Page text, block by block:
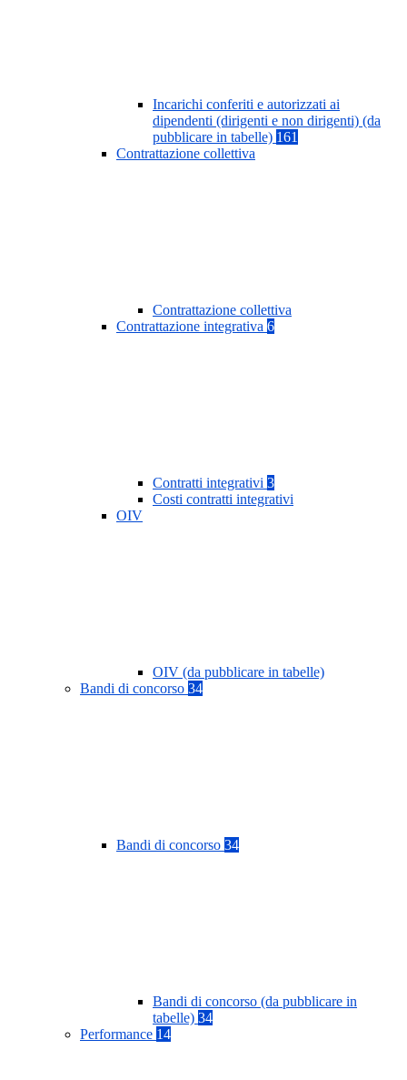
Incarichi conferiti e autorizzati ai
dipendenti (dirigenti e non dirigenti) (da
pubblicare in tabelle) 161
Contrattazione collettiva
Contrattazione collettiva
Contrattazione integrativa 6
Contratti integrativi 3
Costi contratti integrativi
OIV
OIV (da pubblicare in tabelle)
Bandi di concorso 34
Bandi di concorso 34
Bandi di concorso (da pubblicare in
tabelle) 34
Performance 14